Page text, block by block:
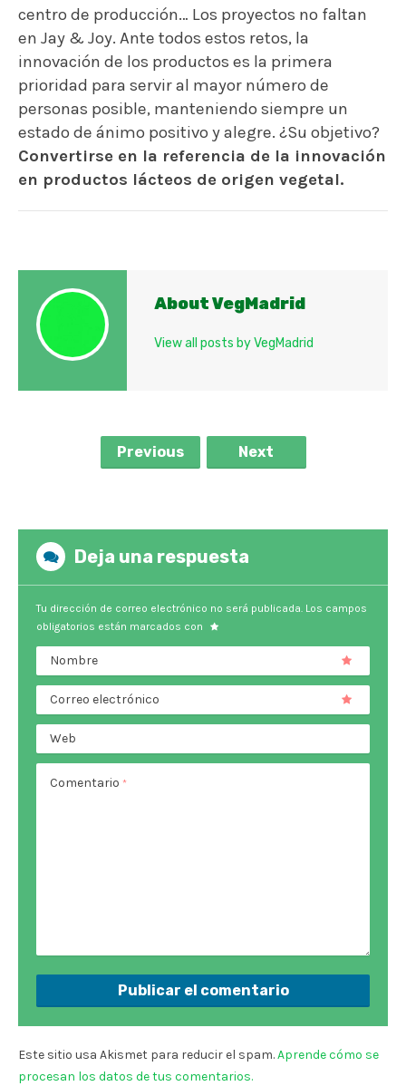
centro de producción… Los proyectos no faltan
en Jay & Joy. Ante todos estos retos, la
innovación de los productos es la primera
prioridad para servir al mayor número de
personas posible, manteniendo siempre un
estado de ánimo positivo y alegre. ¿Su objetivo?
Convertirse en la referencia de la innovación
en productos lácteos de origen vegetal.
About VegMadrid
View all posts by VegMadrid
Previous Next
Deja una respuesta
Tu dirección de correo electrónico no será publicada. Los campos
obligatorios están marcados con
Nombre
Correo electrónico
Web
Comentario *
Este sitio usa Akismet para reducir el spam.Aprende cómo se
procesan los datos de tus comentarios.